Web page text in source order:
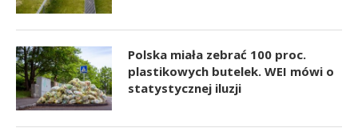
Polska miała zebrać 100 proc.
plastikowych butelek. WEI mówi o
statystycznej iluzji